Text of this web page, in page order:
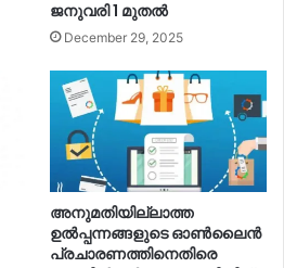
ജനുവരി 1 മുതല്‍
December 29, 2025
അനുമതിയില്ലാത്ത
ഉല്‍പ്പന്നങ്ങളുടെ ഓണ്‍ലൈൻ
പ്രചാരണത്തിനെതിരെ